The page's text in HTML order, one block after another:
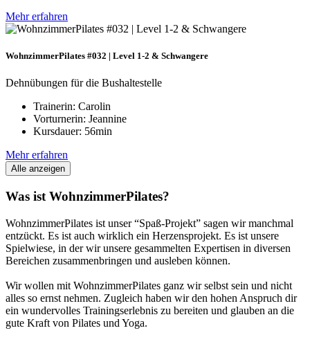
Mehr erfahren
WohnzimmerPilates #032 | Level 1-2 & Schwangere
Dehnübungen für die Bushaltestelle
Trainerin: Carolin
Vorturnerin: Jeannine
Kursdauer: 56min
Mehr erfahren
Alle anzeigen
Was ist WohnzimmerPilates?
WohnzimmerPilates ist unser “Spaß-Projekt” sagen wir manchmal
entzückt. Es ist auch wirklich ein Herzensprojekt. Es ist unsere
Spielwiese, in der wir unsere gesammelten Expertisen in diversen
Bereichen zusammenbringen und ausleben können.
Wir wollen mit WohnzimmerPilates ganz wir selbst sein und nicht
alles so ernst nehmen. Zugleich haben wir den hohen Anspruch dir
ein wundervolles Trainingserlebnis zu bereiten und glauben an die
gute Kraft von Pilates und Yoga.